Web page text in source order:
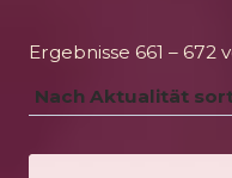
Ergebnisse 661 –